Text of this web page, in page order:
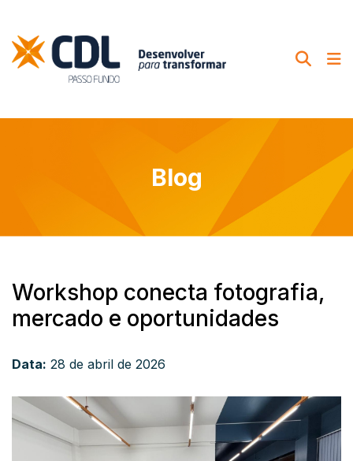
Blog
Workshop conecta fotografia,
mercado e oportunidades
Data: 28 de abril de 2026